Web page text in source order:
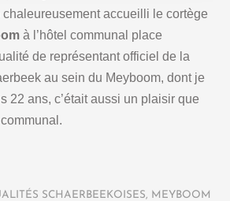
chaleureusement accueilli le cortège
à l’hôtel communal place
de représentant officiel de la
au sein du Meyboom, dont je
22 ans, c’était aussi un plaisir que
SCHAERBEEKOISES, MEYBOOM